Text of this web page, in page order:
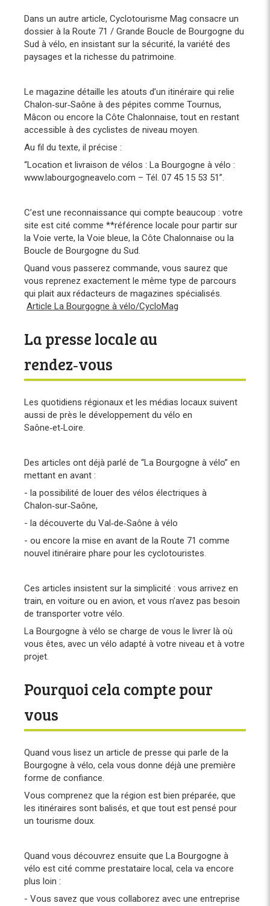
Dans un autre article, Cyclotourisme Mag consacre un
dossier à la Route 71 / Grande Boucle de Bourgogne du
Sud à vélo, en insistant sur la sécurité, la variété des
paysages et la richesse du patrimoine.
Le magazine détaille les atouts d’un itinéraire qui relie
Chalon‑sur‑Saône à des pépites comme Tournus,
Mâcon ou encore la Côte Chalonnaise, tout en restant
accessible à des cyclistes de niveau moyen.
Au fil du texte, il précise :
“Location et livraison de vélos : La Bourgogne à vélo :
www.labourgogneavelo.com – Tél. 07 45 15 53 51”.
C’est une reconnaissance qui compte beaucoup : votre
site est cité comme **référence locale pour partir sur
la Voie verte, la Voie bleue, la Côte Chalonnaise ou la
Boucle de Bourgogne du Sud.
Quand vous passerez commande, vous saurez que
vous reprenez exactement le même type de parcours
qui plait aux rédacteurs de magazines spécialisés.
Article La Bourgogne à vélo/CycloMag
La presse locale au
rendez‑vous
Les quotidiens régionaux et les médias locaux suivent
aussi de près le développement du vélo en
Saône‑et‑Loire.
Des articles ont déjà parlé de “La Bourgogne à vélo” en
mettant en avant :
- la possibilité de louer des vélos électriques à
Chalon‑sur‑Saône,
- la découverte du Val‑de‑Saône à vélo
- ou encore la mise en avant de la Route 71 comme
nouvel itinéraire phare pour les cyclotouristes.
Ces articles insistent sur la simplicité : vous arrivez en
train, en voiture ou en avion, et vous n’avez pas besoin
de transporter votre vélo.
La Bourgogne à vélo se charge de vous le livrer là où
vous êtes, avec un vélo adapté à votre niveau et à votre
projet.
Pourquoi cela compte pour
vous
Quand vous lisez un article de presse qui parle de la
Bourgogne à vélo, cela vous donne déjà une première
forme de confiance.
Vous comprenez que la région est bien préparée, que
les itinéraires sont balisés, et que tout est pensé pour
un tourisme doux.
Quand vous découvrez ensuite que La Bourgogne à
vélo est cité comme prestataire local, cela va encore
plus loin :
- Vous savez que vous collaborez avec une entreprise